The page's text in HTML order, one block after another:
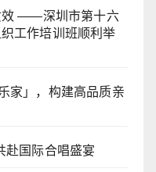
效 ——深圳市第十六
工作培训班顺利举
家」，构建高品质亲
赴国际合唱盛宴